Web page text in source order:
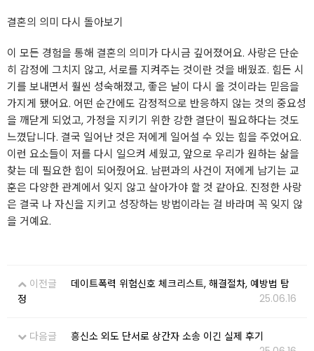
결혼의 의미 다시 돌아보기
이 모든 경험을 통해 결혼의 의미가 다시금 깊어졌어요. 사랑은 단순
히 감정에 그치지 않고, 서로를 지켜주는 것이란 것을 배웠죠. 힘든 시
기를 보내면서 훨씬 성숙해졌고, 좋은 날이 다시 올 것이라는 믿음을
가지게 됐어요. 어떤 순간에도 감정적으로 반응하지 않는 것의 중요성
을 깨닫게 되었고, 가정을 지키기 위한 강한 결단이 필요하다는 것도
느꼈답니다. 결국 일어난 것은 저에게 일어설 수 있는 힘을 주었어요.
이런 요소들이 저를 다시 일으켜 세웠고, 앞으로 우리가 원하는 삶을
찾는 데 필요한 힘이 되어줬어요. 남편과의 사건이 저에게 남기는 교
훈은 다양한 관계에서 잊지 않고 살아가야 할 것 같아요. 진정한 사랑
은 결국 나 자신을 지키고 성장하는 방법이라는 걸 바라며 꼭 잊지 않
을 거예요.
이전글
데이트폭력 위험신호 체크리스트, 해결절차, 예방법 탐
정
25.06.16
다음글
흥신소 외도 단서로 상간자 소송 이긴 실제 후기